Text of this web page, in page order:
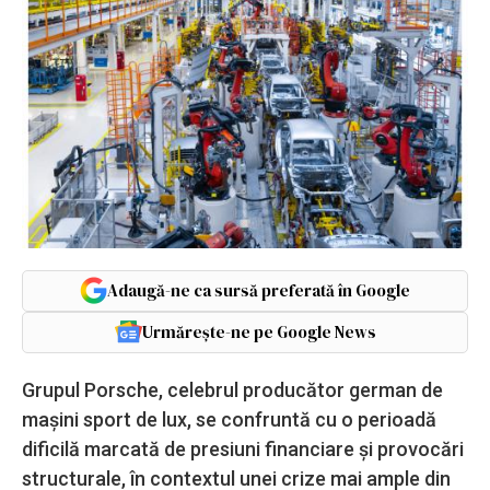
Adaugă-ne ca sursă preferată în Google
Urmărește-ne pe Google News
Grupul Porsche, celebrul producător german de
mașini sport de lux, se confruntă cu o perioadă
dificilă marcată de presiuni financiare și provocări
structurale, în contextul unei crize mai ample din